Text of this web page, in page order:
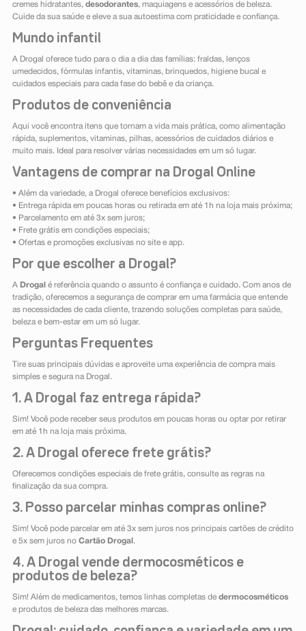
cremes hidratantes, desodorantes, maquiagens e acessórios de beleza.
Cuide da sua saúde e eleve a sua autoestima com praticidade e confiança.
Mundo infantil
A Drogal oferece tudo para o dia a dia das famílias: fraldas, lenços
umedecidos, fórmulas infantis, vitaminas, brinquedos, higiene bucal e
cuidados especiais para cada fase do bebê e da criança.
Produtos de conveniência
Aqui você encontra itens que tornam a vida mais prática, como alimentação
rápida, suplementos, vitaminas, pilhas, acessórios de cuidados diários e
muito mais. Ideal para resolver várias necessidades em um só lugar.
Vantagens de comprar na Drogal Online
• Além da variedade, a Drogal oferece benefícios exclusivos:
• Entrega rápida em poucas horas ou retirada em até 1h na loja mais próxima;
• Parcelamento em até 3x sem juros;
• Frete grátis em condições especiais;
• Ofertas e promoções exclusivas no site e app.
Por que escolher a Drogal?
A Drogal é referência quando o assunto é confiança e cuidado. Com anos de
tradição, oferecemos a segurança de comprar em uma farmácia que entende
as necessidades de cada cliente, trazendo soluções completas para saúde,
beleza e bem-estar em um só lugar.
Perguntas Frequentes
Tire suas principais dúvidas e aproveite uma experiência de compra mais
simples e segura na Drogal.
1. A Drogal faz entrega rápida?
Sim! Você pode receber seus produtos em poucas horas ou optar por retirar
em até 1h na loja mais próxima.
2. A Drogal oferece frete grátis?
Oferecemos condições especiais de frete grátis, consulte as regras na
finalização da sua compra.
3. Posso parcelar minhas compras online?
Sim! Você pode parcelar em até 3x sem juros nos principais cartões de crédito
e 5x sem juros no Cartão Drogal .
4. A Drogal vende dermocosméticos e
produtos de beleza?
Sim! Além de medicamentos, temos linhas completas de dermocosméticos
e produtos de beleza das melhores marcas.